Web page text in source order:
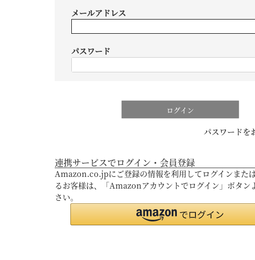
メールアドレス
パスワード
ログイン
パスワードを
連携サービスでログイン・会員登録
Amazon.co.jpにご登録の情報を利用してログインまた
るお客様は、「Amazonアカウントでログイン」ボタン
さい。